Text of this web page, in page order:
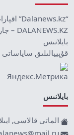
“Dalanews.kz” اقپارات اگەنتتٸگٸ تۋرالى
DALANEWS.KZ – جارناما
بايلانىس
قۇپييالىلىق ساياساتى
بايلانىس
الماتى قالاسى, ابىلاي